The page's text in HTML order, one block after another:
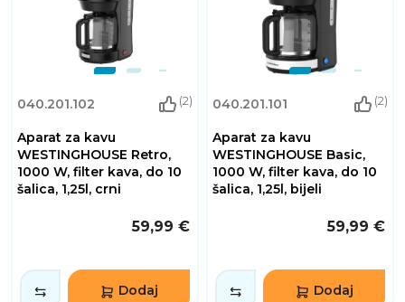
040.201.102 (2)
Aparat za kavu
WESTINGHOUSE Retro,
1000 W, filter kava, do 10
šalica, 1,25l, crni
59,99 €
Dodaj
040.201.101 (2)
Aparat za kavu
WESTINGHOUSE Basic,
1000 W, filter kava, do 10
šalica, 1,25l, bijeli
59,99 €
Dodaj